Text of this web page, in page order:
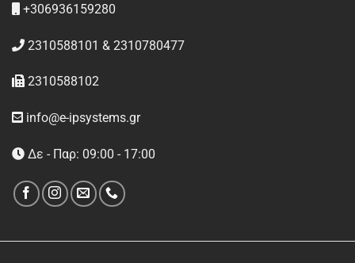
+306936159280
2310588101 & 2310780477
2310588102
info@e-ipsystems.gr
Δε - Παρ: 09:00 - 17:00